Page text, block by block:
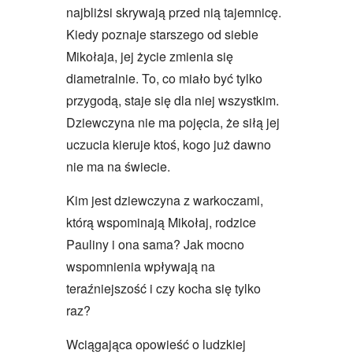
najbliżsi skrywają przed nią tajemnicę.
Kiedy poznaje starszego od siebie
Mikołaja, jej życie zmienia się
diametralnie. To, co miało być tylko
przygodą, staje się dla niej wszystkim.
Dziewczyna nie ma pojęcia, że siłą jej
uczucia kieruje ktoś, kogo już dawno
nie ma na świecie.
Kim jest dziewczyna z warkoczami,
którą wspominają Mikołaj, rodzice
Pauliny i ona sama? Jak mocno
wspomnienia wpływają na
teraźniejszość i czy kocha się tylko
raz?
Wciągająca opowieść o ludzkiej